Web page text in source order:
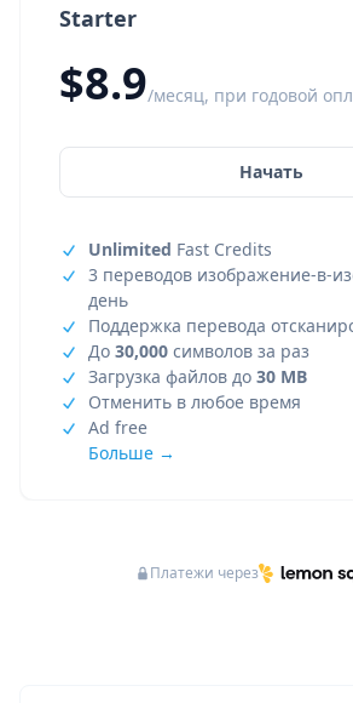
Starter
$8.9/месяц, при годовой
Начать
Unlimited Fast Credits
3 переводов изображение-в-
день
Поддержка перевода
До 30,000 символов за раз
Загрузка файлов до 30 MB
Отменить в любое время
Ad free
Больше →
Платежи через